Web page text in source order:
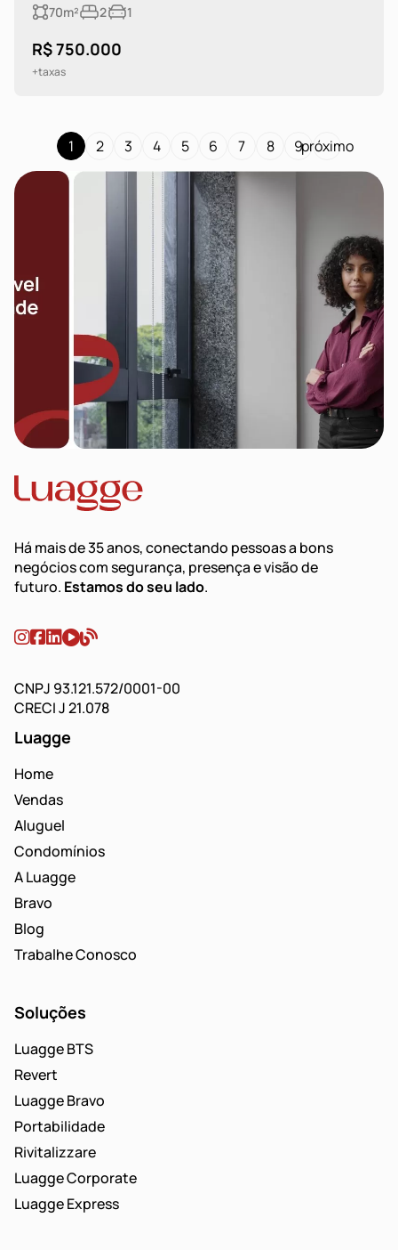
70m²
2 1
R$ 750.000
+taxas
1 2 3 4 5 6 7 8 9próximo
Há mais de 35 anos, conectando pessoas a bons
negócios com segurança, presença e visão de
futuro. Estamos do seu lado.
CNPJ 93.121.572/0001-00
CRECI J 21.078
Luagge
Home
Vendas
Aluguel
Condomínios
A Luagge
Bravo
Blog
Trabalhe Conosco
Soluções
Luagge BTS
Revert
Luagge Bravo
Portabilidade
Rivitalizzare
Luagge Corporate
Luagge Express